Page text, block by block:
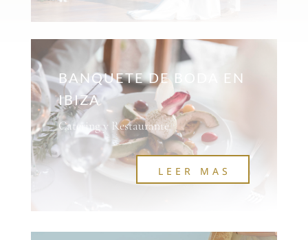
BANQUETE DE BODA EN
IBIZA
Catering y Restaurante
LEER MAS